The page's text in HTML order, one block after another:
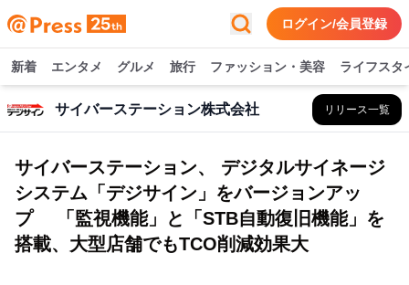
ログイン/会員登録
新着 エンタメ グルメ 旅行 ファッション・美容 ライフスタ
サイバーステーション株式会社 リリース一覧
サイバーステーション、 デジタルサイネージ
システム「デジサイン」をバージョンアッ
プ 「監視機能」と「STB自動復旧機能」を
搭載、大型店舗でもTCO削減効果大